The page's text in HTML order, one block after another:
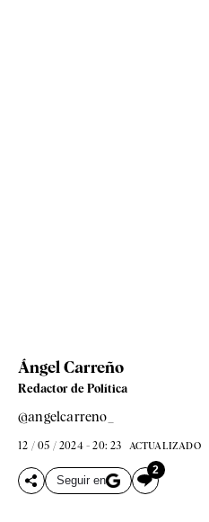
Ángel Carreño
Redactor de Política
@angelcarreno_
12 / 05 / 2024 - 20: 23 ACTUALIZADO
Seguir en
2